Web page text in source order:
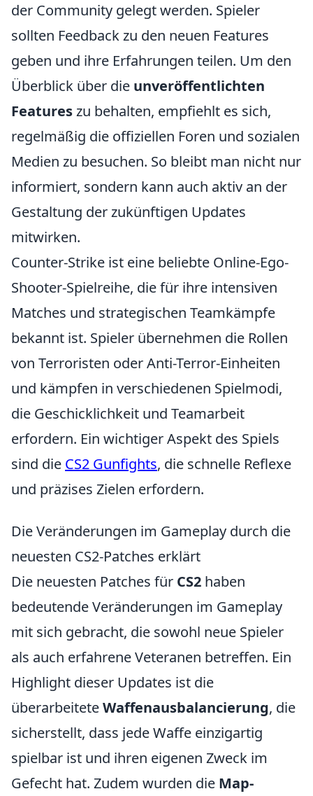
der Community gelegt werden. Spieler
sollten Feedback zu den neuen Features
geben und ihre Erfahrungen teilen. Um den
Überblick über die unveröffentlichten
Featureszu behalten, empfiehlt es sich,
regelmäßig die offiziellen Foren und sozialen
Medien zu besuchen. So bleibt man nicht nur
informiert, sondern kann auch aktiv an der
Gestaltung der zukünftigen Updates
mitwirken.
Counter-Strike ist eine beliebte Online-Ego-
Shooter-Spielreihe, die für ihre intensiven
Matches und strategischen Teamkämpfe
bekannt ist. Spieler übernehmen die Rollen
von Terroristen oder Anti-Terror-Einheiten
und kämpfen in verschiedenen Spielmodi,
die Geschicklichkeit und Teamarbeit
erfordern. Ein wichtiger Aspekt des Spiels
sind die CS2 Gunfights, die schnelle Reflexe
und präzises Zielen erfordern.
Die Veränderungen im Gameplay durch die
neuesten CS2-Patches erklärt
Die neuesten Patches für CS2 haben
bedeutende Veränderungen im Gameplay
mit sich gebracht, die sowohl neue Spieler
als auch erfahrene Veteranen betreffen. Ein
Highlight dieser Updates ist die
überarbeiteteWaffenausbalancierung, die
sicherstellt, dass jede Waffe einzigartig
spielbar ist und ihren eigenen Zweck im
Gefecht hat. Zudem wurden die Map-